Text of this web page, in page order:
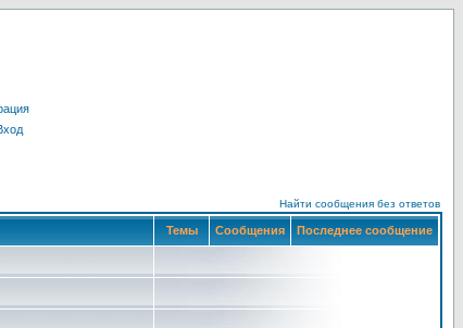
Найти сообщения без ответов
Темы Сообщения Последнее сообщение